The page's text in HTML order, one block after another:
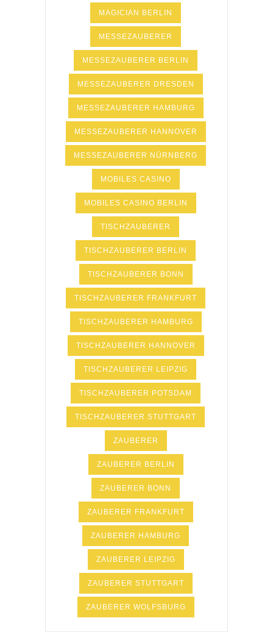
MAGICIAN BERLIN
MESSEZAUBERER
MESSEZAUBERER BERLIN
MESSEZAUBERER DRESDEN
MESSEZAUBERER HAMBURG
MESSEZAUBERER HANNOVER
MESSEZAUBERER NÜRNBERG
MOBILES CASINO
MOBILES CASINO BERLIN
TISCHZAUBERER
TISCHZAUBERER BERLIN
TISCHZAUBERER BONN
TISCHZAUBERER FRANKFURT
TISCHZAUBERER HAMBURG
TISCHZAUBERER HANNOVER
TISCHZAUBERER LEIPZIG
TISCHZAUBERER POTSDAM
TISCHZAUBERER STUTTGART
ZAUBERER
ZAUBERER BERLIN
ZAUBERER BONN
ZAUBERER FRANKFURT
ZAUBERER HAMBURG
ZAUBERER LEIPZIG
ZAUBERER STUTTGART
ZAUBERER WOLFSBURG